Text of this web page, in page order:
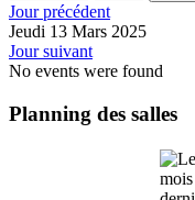
Jour précédent
Jeudi 13 Mars 2025
Jour suivant
No events were found
Planning des salles